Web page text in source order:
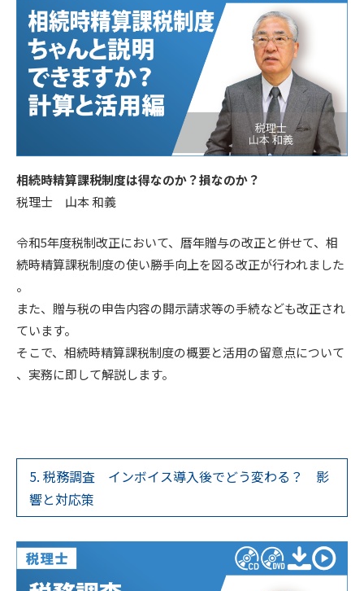
相続時精算課税制度は得なのか？損なのか？
税理士 山本 和義
令和5年度税制改正において、暦年贈与の改正と併せて、相
続時精算課税制度の使い勝手向上を図る改正が行われました
。
また、贈与税の申告内容の開示請求等の手続なども改正され
ています。
そこで、相続時精算課税制度の概要と活用の留意点について
、実務に即して解説します。
5. 税務調査 インボイス導入後でどう変わる？ 影
響と対応策